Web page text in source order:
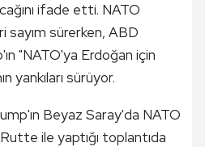
ifade etti. NATO
sayım sürerken, ABD
"NATO'ya Erdoğan için
yankıları sürüyor.
Beyaz Saray'da NATO
ile yaptığı toplantıda